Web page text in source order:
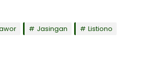
Jasingan Listiono